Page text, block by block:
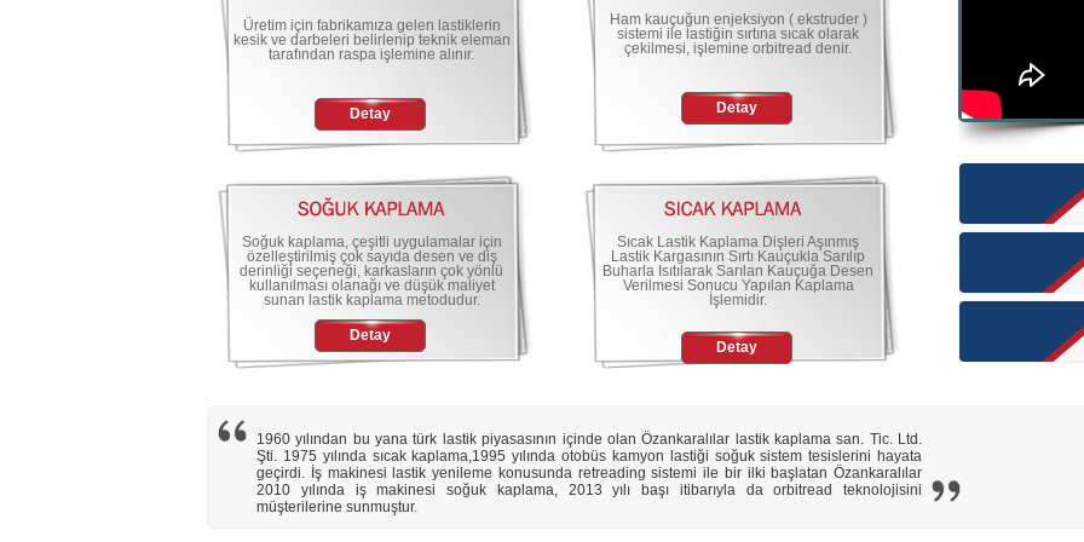
Üretim için fabrikamıza gelen lastiklerin
kesik ve darbeleri belirlenip teknik eleman
tarafından raspa işlemine alınır.
Detay
Ham kauçuğun enjeksiyon ( ekstruder )
sistemi ile lastiğin sırtına sıcak olarak
çekilmesi, işlemine orbitread denir.
Detay
Soğuk kaplama, çeşitli uygulamalar için
özelleştirilmiş çok sayıda desen ve diş
derinliği seçeneği, karkasların çok yönlü
kullanılması olanağı ve düşük maliyet
sunan lastik kaplama metodudur.
Detay
Sıcak Lastik Kaplama Dişleri Aşınmış
Lastik Kargasının Sırtı Kauçukla Sarılıp
Buharla Isıtılarak Sarılan Kauçuğa Desen
Verilmesi Sonucu Yapılan Kaplama
İşlemidir.
Detay
1960 yılından bu yana türk lastik piyasasının içinde olan Özankaralılar lastik kaplama san. Tic. Ltd.
Şti. 1975 yılında sıcak kaplama,1995 yılında otobüs kamyon lastiği soğuk sistem tesislerini hayata
geçirdi. İş makinesi lastik yenileme konusunda retreading sistemi ile bir ilki başlatan Özankaralılar
2010 yılında iş makinesi soğuk kaplama, 2013 yılı başı itibarıyla da orbitread teknolojisini
müşterilerine sunmuştur.